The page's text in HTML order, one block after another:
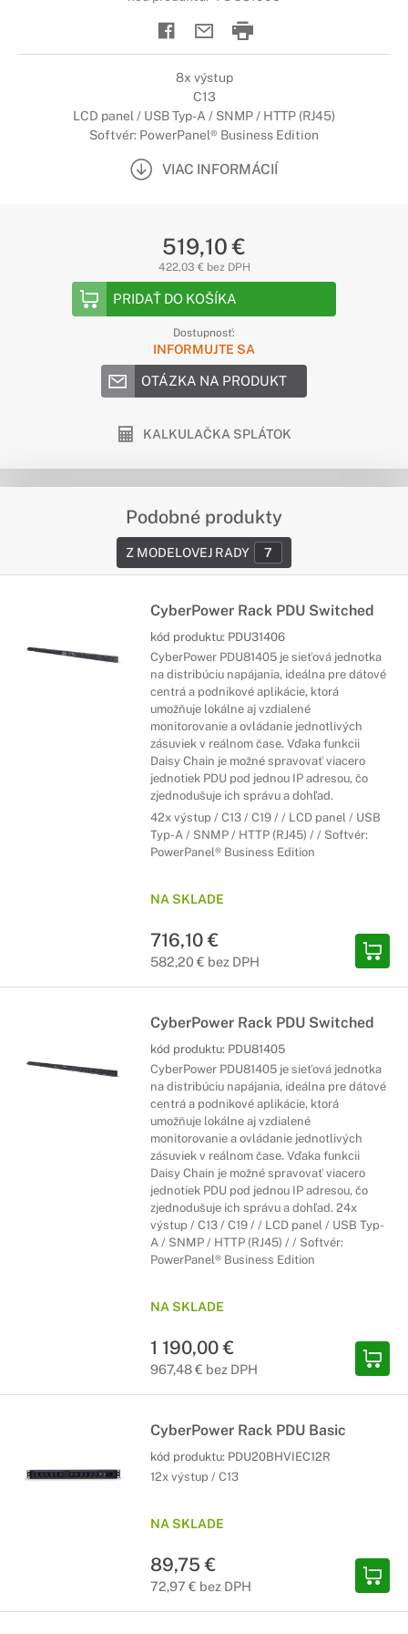
8x výstup
C13
LCD panel / USB Typ-A / SNMP / HTTP (RJ45)
Softvér: PowerPanel® Business Edition
VIAC INFORMÁCIÍ
519,10 €
422,03 € bez DPH
PRIDAŤ DO KOŠÍKA
Dostupnosť:
INFORMUJTE SA
OTÁZKA NA PRODUKT
KALKULAČKA SPLÁTOK
Podobné produkty
Z MODELOVEJ RADY 7
CyberPower Rack PDU Switched
kód produktu: PDU31406
CyberPower PDU81405 je sieťová jednotka
na distribúciu napájania, ideálna pre dátové
centrá a podnikové aplikácie, ktorá
umožňuje lokálne aj vzdialené
monitorovanie a ovládanie jednotlivých
zásuviek v reálnom čase. Vďaka funkcii
Daisy Chain je možné spravovať viacero
jednotiek PDU pod jednou IP adresou, čo
zjednodušuje ich správu a dohľad.
42x výstup / C13 / C19 / / LCD panel / USB
Typ-A / SNMP / HTTP (RJ45) / / Softvér:
PowerPanel® Business Edition
NA SKLADE
716,10 €
582,20 € bez DPH
CyberPower Rack PDU Switched
kód produktu: PDU81405
CyberPower PDU81405 je sieťová jednotka
na distribúciu napájania, ideálna pre dátové
centrá a podnikové aplikácie, ktorá
umožňuje lokálne aj vzdialené
monitorovanie a ovládanie jednotlivých
zásuviek v reálnom čase. Vďaka funkcii
Daisy Chain je možné spravovať viacero
jednotiek PDU pod jednou IP adresou, čo
zjednodušuje ich správu a dohľad. 24x
výstup / C13 / C19 / / LCD panel / USB Typ-
A / SNMP / HTTP (RJ45) / / Softvér:
PowerPanel® Business Edition
NA SKLADE
1 190,00 €
967,48 € bez DPH
CyberPower Rack PDU Basic
kód produktu: PDU20BHVIEC12R
12x výstup / C13
NA SKLADE
89,75 €
72,97 € bez DPH